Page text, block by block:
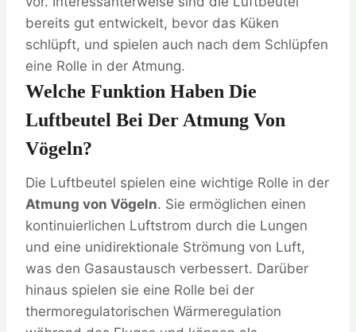
bereits gut entwickelt, bevor das Küken
schlüpft, und spielen auch nach dem Schlüpfen
eine Rolle in der Atmung.
Welche Funktion Haben Die
Luftbeutel Bei Der Atmung Von
Vögeln?
Die Luftbeutel spielen eine wichtige Rolle in der
Atmung von Vögeln. Sie ermöglichen einen
kontinuierlichen Luftstrom durch die Lungen
und eine unidirektionale Strömung von Luft,
was den Gasaustausch verbessert. Darüber
hinaus spielen sie eine Rolle bei der
thermoregulatorischen Wärmeregulation